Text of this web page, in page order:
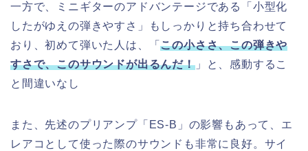
一方で、ミニギターのアドバンテージである「小型化
したがゆえの弾きやすさ」もしっかりと持ち合わせて
おり、初めて弾いた人は、「この小ささ、この弾きや
すさで、このサウンドが出るんだ！」と、感動するこ
と間違いなし
また、先述のプリアンプ「ES-B」の影響もあって、エ
レアコとして使った際のサウンドも非常に良好。サイ